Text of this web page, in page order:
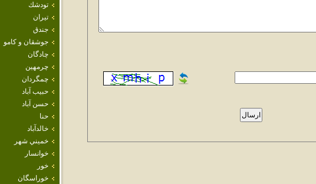
تودشك
تيران
جندق
جوشقان و كامو
چادگان
چرمهين
چمگردان
حبيب آباد
حسن آباد
حنا
خالدآباد
خميني شهر
خوانسار
خور
خوراسگان